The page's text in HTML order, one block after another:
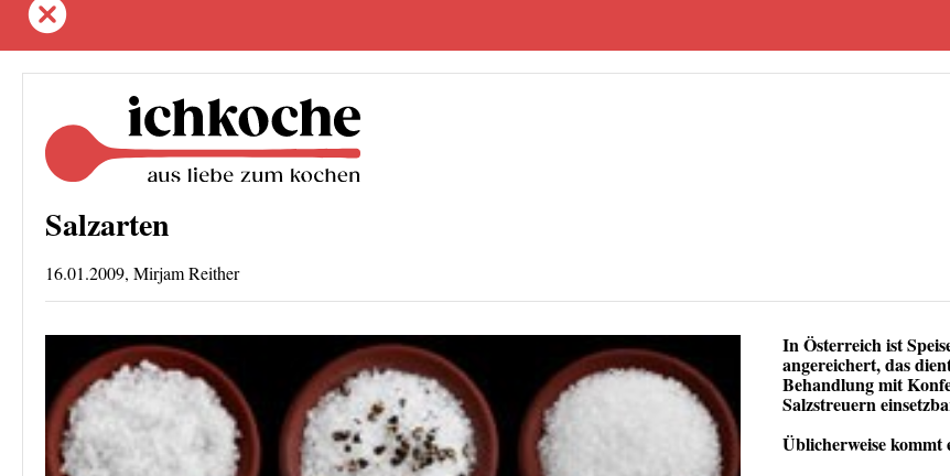
Salzarten
16.01.2009, Mirjam Reither
In Österreich ist
angereichert, das
Behandlung mit
Salzstreuern
Üblicherweise kommt